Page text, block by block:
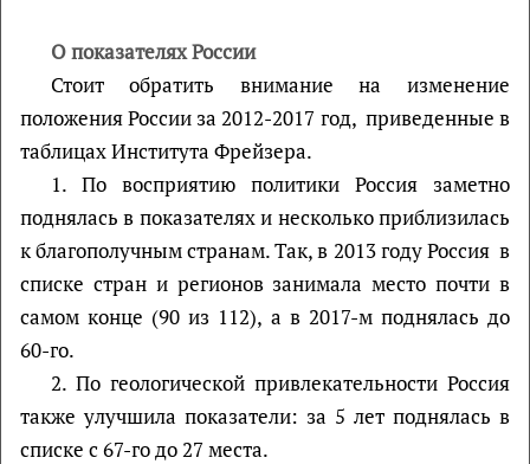
О показателях России
Стоит обратить внимание на изменение
положения России за 2012-2017 год, приведенные в
таблицах Института Фрейзера.
1. По восприятию политики Россия заметно
поднялась в показателях и несколько приблизилась
к благополучным странам. Так, в 2013 году Россия в
списке стран и регионов занимала место почти в
самом конце (90 из 112), а в 2017-м поднялась до
60-го.
2. По геологической привлекательности Россия
также улучшила показатели: за 5 лет поднялась в
списке с 67-го до 27 места.